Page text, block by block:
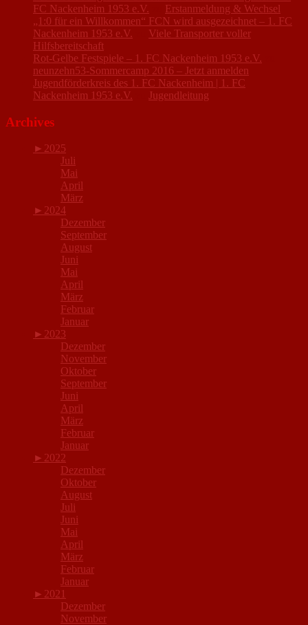
FC Nackenheim 1953 e.V.
Erstanmeldung & Wechsel
„1:0 für ein Willkommen“ FCN wird ausgezeichnet – 1. FC
Nackenheim 1953 e.V.
Viele Transporter voller
Hilfsbereitschaft
Rot-Gelbe Festspiele – 1. FC Nackenheim 1953 e.V.
neunzehn53-Sommercamp 2016 – Jetzt anmelden
Jugendförderkreis des 1. FC Nackenheim | 1. FC
Nackenheim 1953 e.V.
Jugendleitung
Archives
► 2025
Juli
Mai
April
März
► 2024
Dezember
September
August
Juni
Mai
April
März
Februar
Januar
► 2023
Dezember
November
Oktober
September
Juni
April
März
Februar
Januar
► 2022
Dezember
Oktober
August
Juli
Juni
Mai
April
März
Februar
Januar
► 2021
Dezember
November